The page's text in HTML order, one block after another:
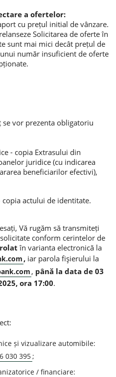
a ofertelor:
cu prețul initial de vânzare.
Solicitarea de oferte în
sunt mai mici decât prețul de
număr insuficient de oferte
vor prezenta obligatoriu
- copia Extrasului din
juridice (cu indicarea
beneficiarilor efectivi),
actului de identitate.
Vă rugăm să transmiteți
conform cerintelor de
în varianta electronică la
, iar parola fişierului la
, până la data de 03
ora 17:00.
și vizualizare automibile:
030 395;
/ financiare: